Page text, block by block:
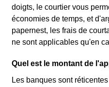
doigts, le courtier vous
économies de temps, et
papernest, les frais de
ne sont applicables qu'en
Quel est le montant de
Les banques sont